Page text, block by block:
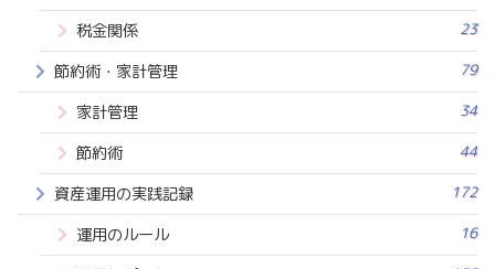
税金関係 23
節約術・家計管理 79
家計管理 34
節約術 44
資産運用の実践記録 172
運用のルール 16